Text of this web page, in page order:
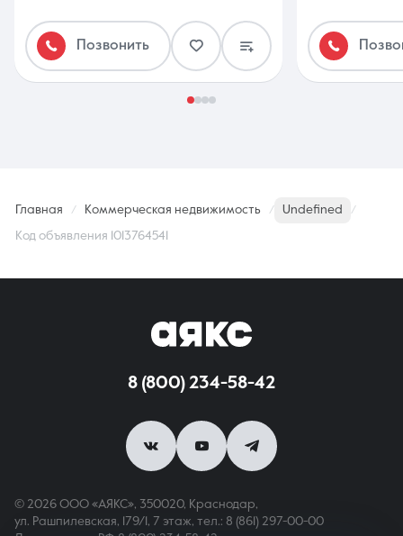
Позвонить
Главная Коммерческая недвижимость Undefined
Код объявления 1013764541
8 (800) 234-58-42
© 2026 ООО «АЯКС», 350020, Краснодар,
ул. Рашпилевская, 179/1, 7 этаж, тел.: 8 (861) 297-00-00